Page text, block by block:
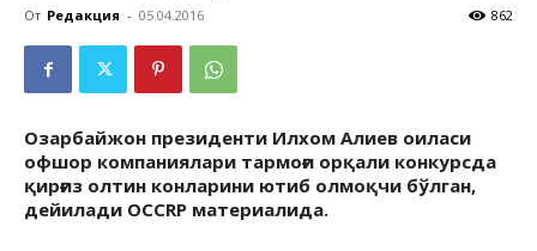
От Редакция - 05.04.2016 862
Озарбайжон президенти Илхом Алиев оиласи
офшор компаниялари тармоғи орқали конкурсда
қирғиз олтин конларини ютиб олмоқчи бўлган,
дейилади OCCRP материалида.